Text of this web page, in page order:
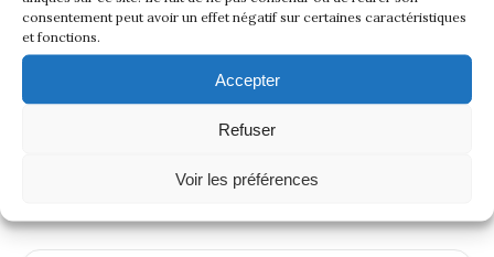
consentement peut avoir un effet négatif sur certaines caractéristiques
et fonctions.
Accepter
Refuser
Voir les préférences